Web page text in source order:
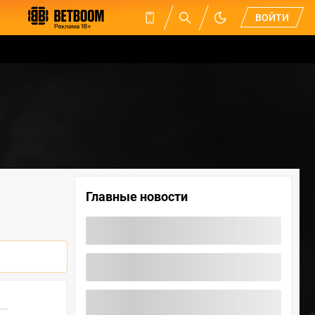
ВОЙТИ
Главные новости